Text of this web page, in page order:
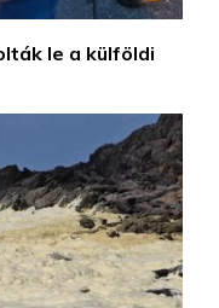
le a külföldi